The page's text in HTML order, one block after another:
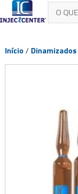
Início/ Dinamizados